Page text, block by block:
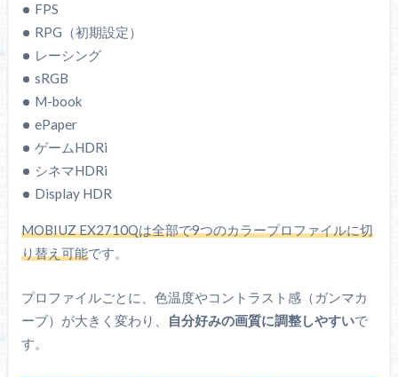
コントラスト比：
799：1
FPS
RPG（初期設定）
レーシング
sRGB
M-book
ePaper
ゲームHDRi
シネマHDRi
Display HDR
MOBIUZ EX2710Qは全部で9つのカラープロファイルに切
り替え可能です。
プロファイルごとに、色温度やコントラスト感（ガンマカ
ーブ）が大きく変わり、
自分好みの画質に調整しやすいで
す。